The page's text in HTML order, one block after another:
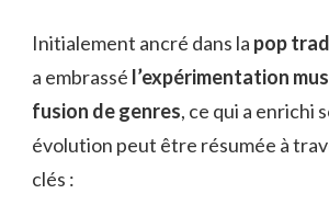
Initialement ancré dans la pop
a embrassé l’expérimentation
fusion de genres, ce qui a enrichi
évolution peut être résumée à
clés :